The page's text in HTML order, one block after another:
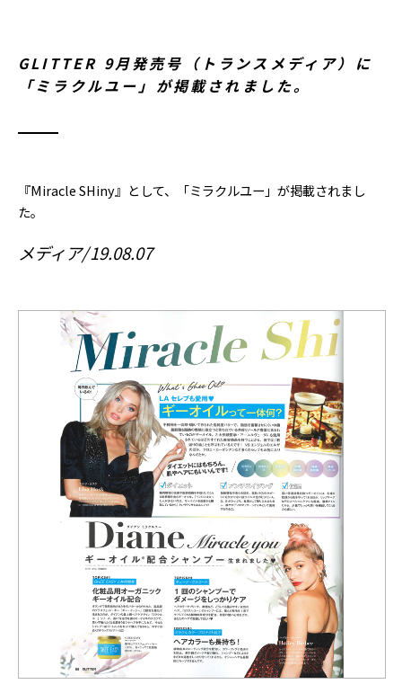
GLITTER 9月発売号（トランスメディア）に
「ミラクルユー」が掲載されました。
『Miracle SHiny』として、「ミラクルユー」が掲載されまし
た。
メディア 19.08.07